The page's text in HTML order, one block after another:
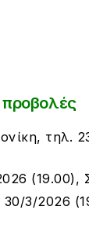
προβολές
τηλ.
(19.00),
3/2026